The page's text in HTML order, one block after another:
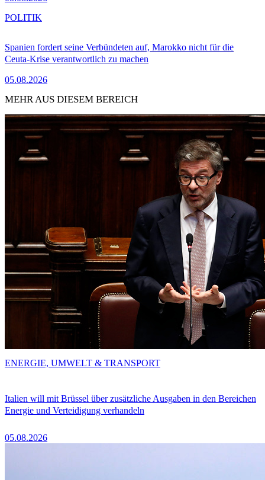
Spanien fordert seine Verbündeten auf, Marokko nicht für die
Ceuta-Krise verantwortlich zu machen
05.08.2026
POLITIK
MEHR AUS DIESEM BEREICH
Italien will mit Brüssel über zusätzliche Ausgaben in den Bereichen
Energie und Verteidigung verhandeln
05.08.2026
ENERGIE, UMWELT & TRANSPORT